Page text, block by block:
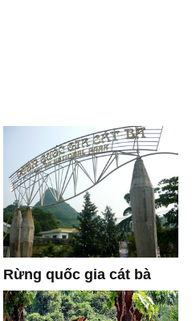
Rừng quốc gia cát bà